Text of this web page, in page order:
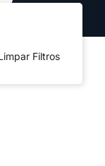
Filtros